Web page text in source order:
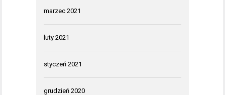
marzec 2021
luty 2021
styczeń 2021
grudzień 2020